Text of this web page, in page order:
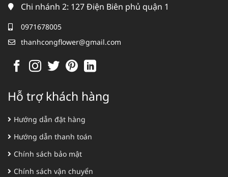
Chi nhánh 2: 127 Điện Biên phủ quận 1
0971678005
thanhcongflower@gmail.com
Hỗ trợ khách hàng
Hướng dẫn đặt hàng
Hướng dẫn thanh toán
Chính sách bảo mật
Chính sách vận chuyển